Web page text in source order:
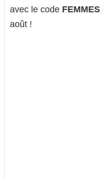
avec le code FEMMES
août !